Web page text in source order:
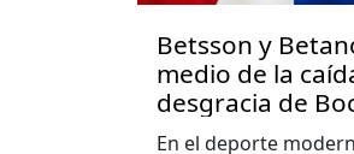
Betsson y
medio de la
desgracia de
Juniors y River
En el deporte